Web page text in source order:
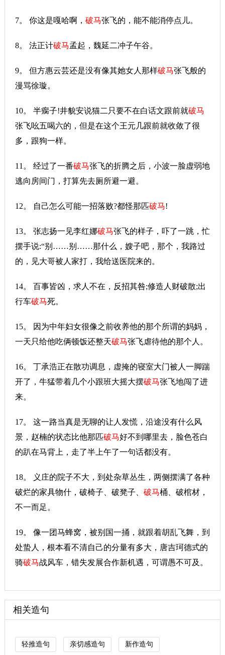
7。 你这是嘎哈啊， 破马张飞的，能不能消停点儿。
8。 法正计破马孟起，魏延二冲子午谷。
9。 但方惠云芸还是没有像其她女人那样破马张飞般的
漫骂徐璇。
10。 半瘸子!井貌安说猫二只要不在白话文跟前就破马
张飞吆五喝六的，但是在这个王元几跟前就收敛了很
多，跟狗一样。
11。 经过了一番破马张飞的折腾之后，小波一脸虚弱地
逃向房间门，打算先去厕所避一避。
12。 自己怎么可能一招落败?都怪那匹破马!
13。 张志扬一见李红娜破马张飞的样子，吓了一跳，忙
摆手说:“别……别……那什么，嫂子吧，那个，我路过
的，见大哥被人家打，我给送医院来的。
14。 百事皆凶，求人不在，反招其咎;修造人财破散;出
行车破马死。
15。 因为中年妇女很像之前收养他的那个所谓的妈妈，
一天只给他吃俩顿饭还整天破马张飞虐待他的那个人。
16。 丁承浩正在散功调息，虚掩的寝室大门被人一脚踹
开了，牛猛带着几个小跟班大摇大摆破马张飞地闯了进
来。
17。 这一路当真是无聊的让人发慌，沿途没有什么风
景，赵楠的状态比他那匹破马好不到哪里去，脸色苍白
的趴在马背上，走了半上午了一句话都没有。
18。 义庄的院子不大，到处杂草丛生，两侧摆满了各种
破烂的家具物什，破椅子、破凳子、 破马桶、破棺材，
不一而足。
19。 像一团马蜂窝，被别国一捅，就跟着胡乱飞舞，到
处蛰人，根本看不清自己的分量有多大，唐吉珂德式的
骑破马战风车，错失发展合作新机遇，可谓愚不可及。
相关造句
轻推造句 亲切感造句 新作造句